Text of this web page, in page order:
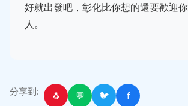
好就出發吧，彰化比你想的還要歡迎
人。
分享到: 🐧 💬 🐦 f